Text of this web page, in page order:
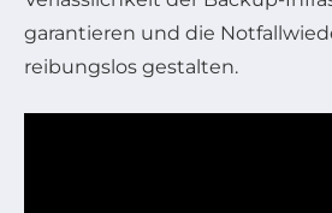
garantieren und die
reibungslos gestalten.